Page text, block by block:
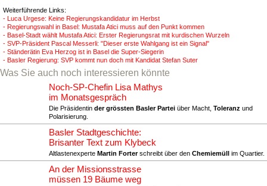
Weiterführende Links:
- Luca Urgese: Keine Regierungskandidatur im Herbst
- Regierungswahl in Basel: Mustafa Atici muss auf den Punkt kommen
- Basel-Stadt wählt Mustafa Atici: Erster Regierungsrat mit kurdischen Wurzeln
- SVP-Präsident Pascal Messerli: "Dieser erste Wahlgang ist ein Signal"
- Ständerätin Eva Herzog ist in Basel die Super-Siegerin
- Basler Regierung: SVP kommt nun doch mit Kandidat Stefan Suter
Was Sie auch noch interessieren könnte
Noch-SP-Chefin Lisa Mathys
im Monatsgespräch
Die Präsidentin der grössten Basler Partei über Macht, Toleranz und
Polarisierung.
Basler Stadtgeschichte:
Brisanter Text zum Klybeck
Altlastenexperte Martin Forterschreibt über den Chemiemüll im Quartier.
An der Missionsstrasse
müssen 19 Bäume weg